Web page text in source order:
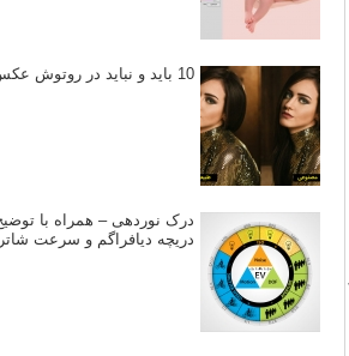
10 باید و نباید در روتوش عکس ها
دریچه دیافراگم و سرعت شاتر